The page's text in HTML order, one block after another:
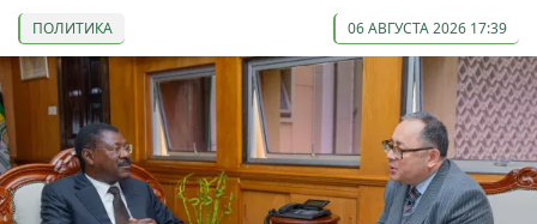
ПОЛИТИКА 06 АВГУСТА 2026 17:39